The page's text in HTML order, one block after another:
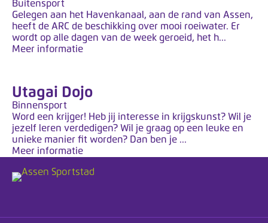
Buitensport
Gelegen aan het Havenkanaal, aan de rand van Assen,
heeft de ARC de beschikking over mooi roeiwater. Er
wordt op alle dagen van de week geroeid, het h...
Meer informatie
Utagai Dojo
Binnensport
Word een krijger! Heb jij interesse in krijgskunst? Wil je
jezelf leren verdedigen? Wil je graag op een leuke en
unieke manier fit worden? Dan ben je ...
Meer informatie